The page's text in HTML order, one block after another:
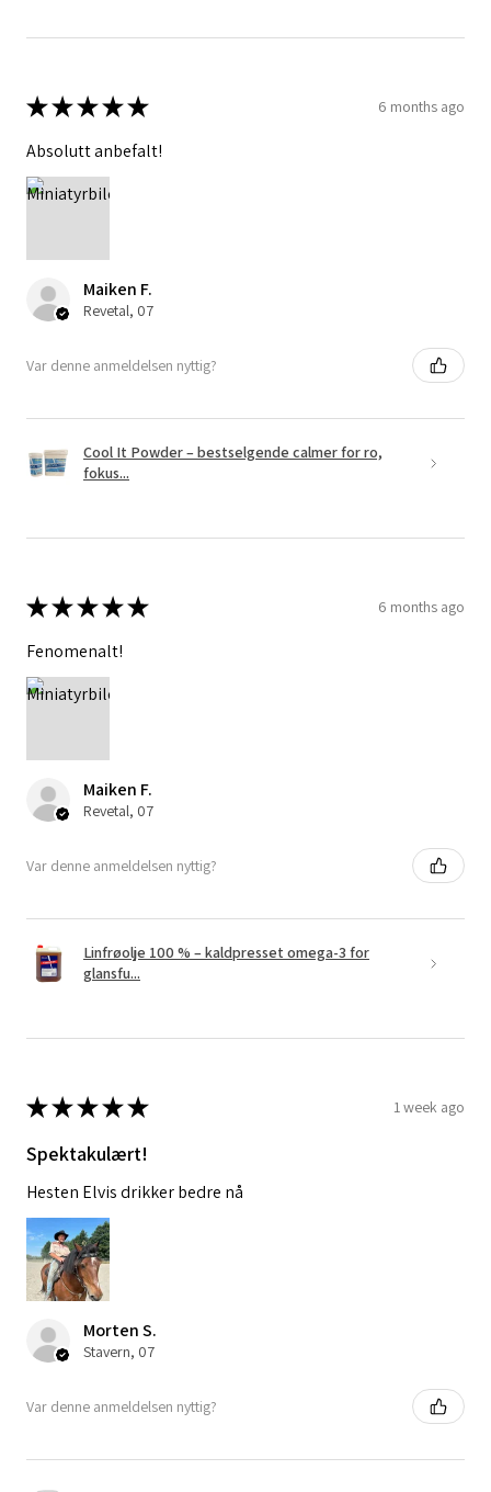
★★★★★ 6 months ago
Absolutt anbefalt!
Maiken F.
Revetal, 07
Var denne anmeldelsen nyttig?
Cool It Powder – bestselgende calmer for ro,
fokus...
★★★★★ 6 months ago
Fenomenalt!
Maiken F.
Revetal, 07
Var denne anmeldelsen nyttig?
Linfrøolje 100 % – kaldpresset omega-3 for
glansfu...
★★★★★ 1 week ago
Spektakulært!
Hesten Elvis drikker bedre nå
Morten S.
Stavern, 07
Var denne anmeldelsen nyttig?